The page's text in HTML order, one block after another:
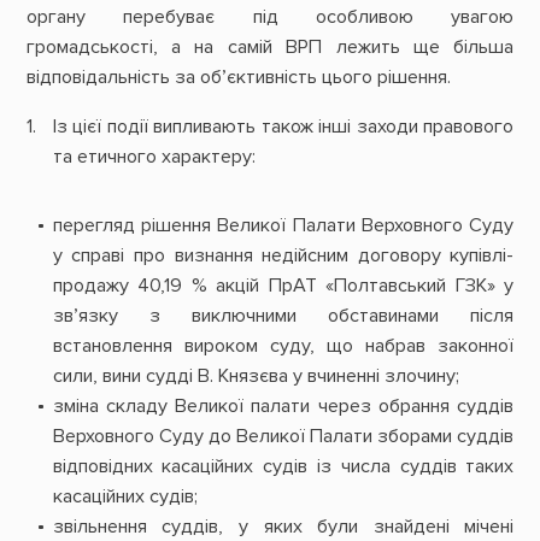
органу перебуває під особливою увагою
громадськості, а на самій ВРП лежить ще більша
відповідальність за об’єктивність цього рішення.
Із цієї події випливають також інші заходи правового
та етичного характеру:
перегляд рішення Великої Палати Верховного Суду
у справі про визнання недійсним договору купівлі-
продажу 40,19 % акцій ПрАТ «Полтавський ГЗК» у
зв’язку з виключними обставинами після
встановлення вироком суду, що набрав законної
сили, вини судді В. Князєва у вчиненні злочину;
зміна складу Великої палати через обрання суддів
Верховного Суду до Великої Палати зборами суддів
відповідних касаційних судів із числа суддів таких
касаційних судів;
звільнення суддів, у яких були знайдені мічені